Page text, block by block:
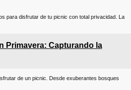
para disfrutar de tu picnic con total privacidad. La
Primavera: Capturando la
de un picnic. Desde exuberantes bosques